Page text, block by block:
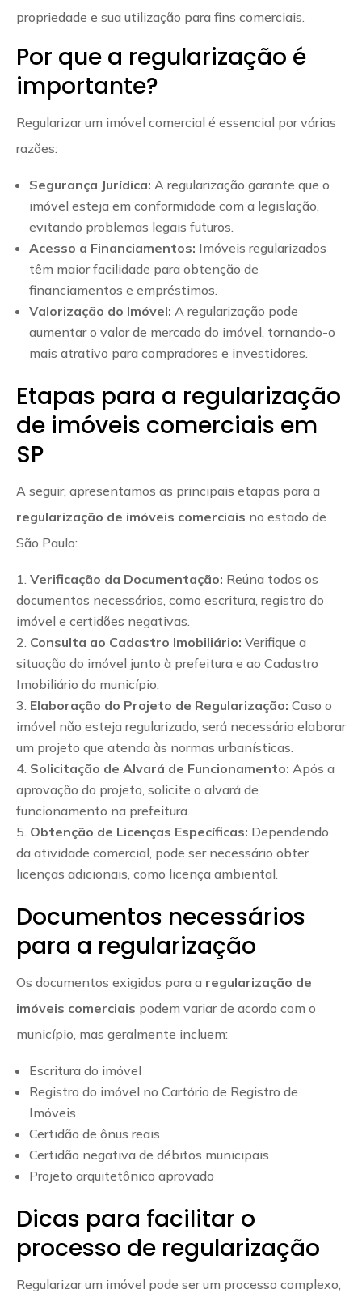
propriedade e sua utilização para fins comerciais.
Por que a regularização é
importante?
Regularizar um imóvel comercial é essencial por várias
razões:
Segurança Jurídica: A regularização garante que o
imóvel esteja em conformidade com a legislação,
evitando problemas legais futuros.
Acesso a Financiamentos: Imóveis regularizados
têm maior facilidade para obtenção de
financiamentos e empréstimos.
Valorização do Imóvel: A regularização pode
aumentar o valor de mercado do imóvel, tornando-o
mais atrativo para compradores e investidores.
Etapas para a regularização
de imóveis comerciais em
SP
A seguir, apresentamos as principais etapas para a
regularização de imóveis comerciais no estado de
São Paulo:
Verificação da Documentação: Reúna todos os
documentos necessários, como escritura, registro do
imóvel e certidões negativas.
Consulta ao Cadastro Imobiliário: Verifique a
situação do imóvel junto à prefeitura e ao Cadastro
Imobiliário do município.
Elaboração do Projeto de Regularização: Caso o
imóvel não esteja regularizado, será necessário elaborar
um projeto que atenda às normas urbanísticas.
Solicitação de Alvará de Funcionamento: Após a
aprovação do projeto, solicite o alvará de
funcionamento na prefeitura.
Obtenção de Licenças Específicas: Dependendo
da atividade comercial, pode ser necessário obter
licenças adicionais, como licença ambiental.
Documentos necessários
para a regularização
Os documentos exigidos para a regularização de
imóveis comerciais podem variar de acordo com o
município, mas geralmente incluem:
Escritura do imóvel
Registro do imóvel no Cartório de Registro de
Imóveis
Certidão de ônus reais
Certidão negativa de débitos municipais
Projeto arquitetônico aprovado
Dicas para facilitar o
processo de regularização
Regularizar um imóvel pode ser um processo complexo,